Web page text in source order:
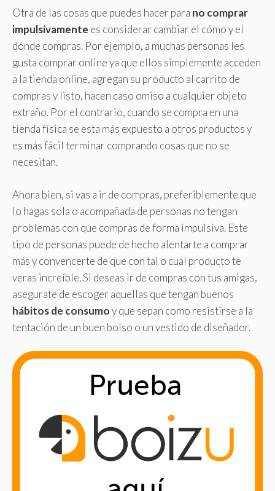
Otra de las cosas que puedes hacer para no comprar
impulsivamente es considerar cambiar el cómo y el
dónde compras. Por ejemplo, a muchas personas les
gusta comprar online ya que ellos simplemente acceden
a la tienda online, agregan su producto al carrito de
compras y listo, hacen caso omiso a cualquier objeto
extraño. Por el contrario, cuando se compra en una
tienda física se esta más expuesto a otros productos y
es más fácil terminar comprando cosas que no se
necesitan.
Ahora bien, si vas a ir de compras, preferiblemente que
lo hagas sola o acompañada de personas no tengan
problemas con que compras de forma impulsiva. Este
tipo de personas puede de hecho alentarte a comprar
más y convencerte de que con tal o cual producto te
veras increíble. Si deseas ir de compras con tus amigas,
asegurate de escoger aquellas que tengan buenos
hábitos de consumoy que sepan como resistirse a la
tentación de un buen bolso o un vestido de diseñador.